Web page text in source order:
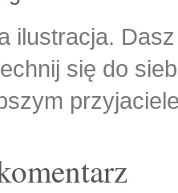
ilustracja.
się do